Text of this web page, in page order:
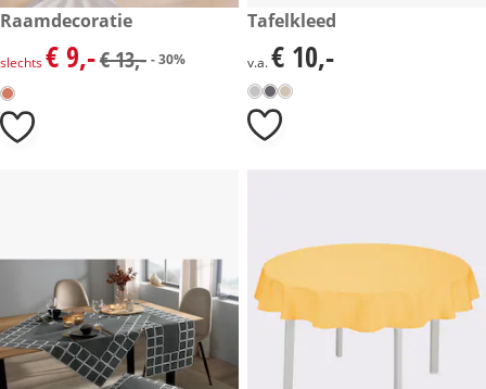
kortingsprijs: € 9,-, vorige prijs: € 13,-
- 30%
Raamdecoratie
kortingsprijs: € 9,-, vorige prijs: € 13,-
slechts€ 9,-€ 13,- - 30%
€ 10,-
Tafelkleed
€ 10,-
v.a.€ 10,-